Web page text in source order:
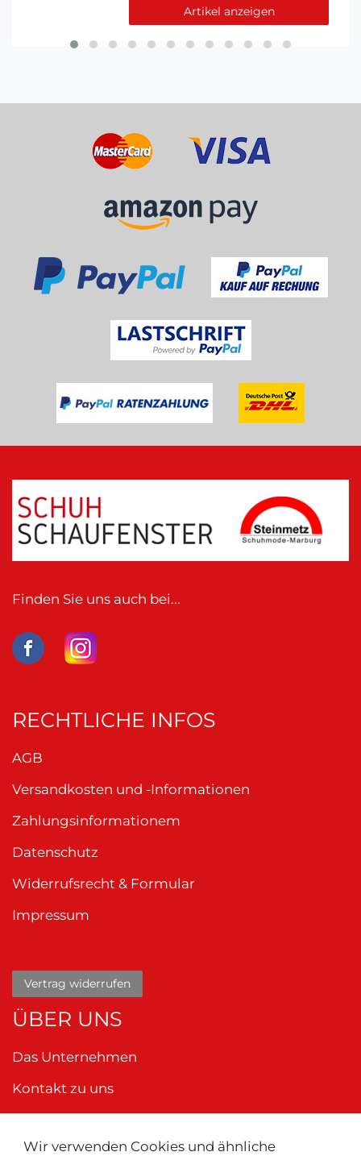
Artikel anzeigen
Wir verwenden Cookies und ähnliche
Finden Sie uns auch bei...
RECHTLICHE INFOS
AGB
Versandkosten und -Informationen
Zahlungsinformationem
Datenschutz
Widerrufsrecht & Formular
Impressum
Vertrag widerrufen
ÜBER UNS
Das Unternehmen
Kontakt zu uns